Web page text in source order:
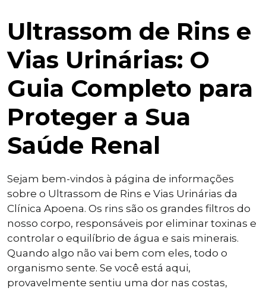
Ultrassom de Rins e
Vias Urinárias: O
Guia Completo para
Proteger a Sua
Saúde Renal
Sejam bem-vindos à página de informações
sobre o Ultrassom de Rins e Vias Urinárias da
Clínica Apoena. Os rins são os grandes filtros do
nosso corpo, responsáveis por eliminar toxinas e
controlar o equilíbrio de água e sais minerais.
Quando algo não vai bem com eles, todo o
organismo sente. Se você está aqui,
provavelmente sentiu uma dor nas costas,